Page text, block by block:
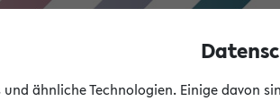
und ähnliche Technologien. Einige